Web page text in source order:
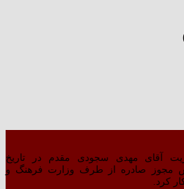
آقای مهدی سجودی مقدم در تاریخ
۱۳۷۷ بر اساس مجوز صادره از طرف وزارت فرهنگ و
کرد.